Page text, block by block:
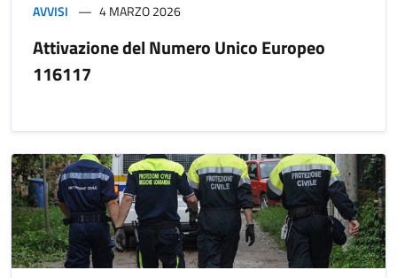
AVVISI 4 MARZO 2026
Attivazione del Numero Unico Europeo
116117